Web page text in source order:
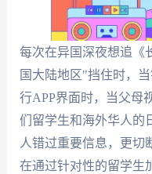
每次在异国深夜想追《
国大陆地区"挡住时，
行APP界面时，当父
们留学生和海外华人的
人错过重要信息，更切
在通过针对性的留学生